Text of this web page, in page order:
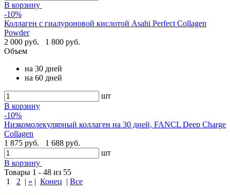
В корзину
-10%
Коллаген с гиалуроновой кислотой Asahi Perfect Collagen
Powder
2 000 руб.
1 800 руб.
Объем
на 30 дней
на 60 дней
шт
В корзину
-10%
Низкомолекулярный коллаген на 30 дней, FANCL Deep Charge
Collagen
1 875 руб.
1 688 руб.
шт
В корзину
Товары 1 - 48 из 55
1
2 | » | Конец | Все